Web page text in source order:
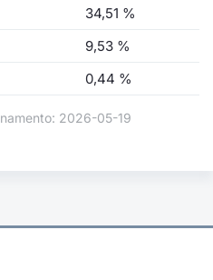
34,51 %
9,53 %
0,44 %
2026-05-19